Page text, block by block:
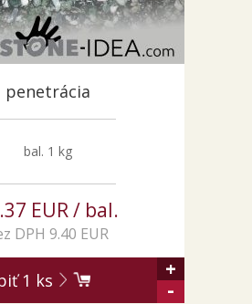
penetrácia
bal. 1 kg
EUR / bal.
DPH 9.40 EUR
1 ks
+
-